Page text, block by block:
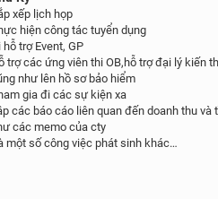
xếp lịch họp
hiện công tác tuyển dụng
hỗ trợ Event, GP
trợ các ứng viên thi OB,hỗtrợ đại lý kiến
như lên hồ sơ bảo hiểm
gia đi các sự kiện xa
các báo cáo liên quan đến doanh thu và
các memo của cty
một số công việc phát sinh khác…